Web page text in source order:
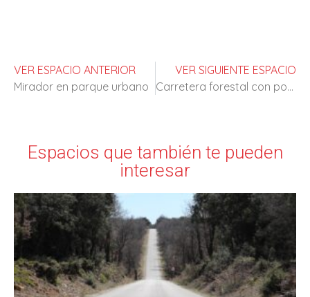
VER ESPACIO ANTERIOR
Mirador en parque urbano
VER SIGUIENTE ESPACIO
Carretera forestal con poco transito
Espacios que también te pueden
interesar